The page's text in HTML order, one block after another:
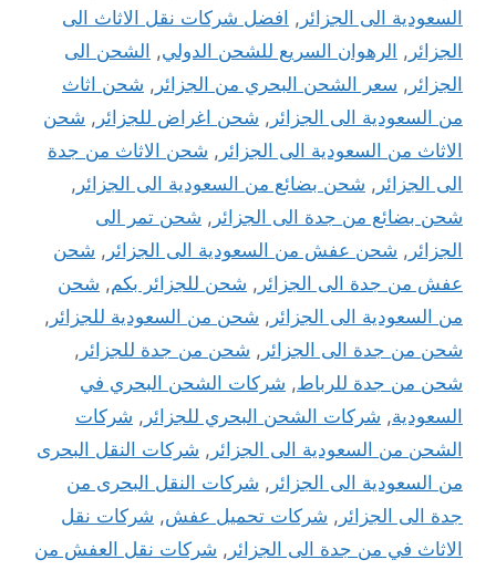
السعودية الى الجزائر , افضل شركات نقل الاثاث الى
الجزائر , الرهوان السريع للشحن الدولي, الشحن الى
الجزائر , سعر الشحن البحري من الجزائر , شحن اثاث
من السعودية الى الجزائر , شحن اغراض للجزائر , شحن
الاثاث من السعودية الى الجزائر , شحن الاثاث من جدة
الى الجزائر , شحن بضائع من السعودية الى الجزائر ,
شحن بضائع من جدة الى الجزائر , شحن تمر الى
الجزائر , شحن عفش من السعودية الى الجزائر , شحن
عفش من جدة الى الجزائر , شحن للجزائر بكم, شحن
من السعودية الى الجزائر , شحن من السعودية للجزائر ,
شحن من جدة الى الجزائر , شحن من جدة للجزائر ,
شحن من جدة للرباط, شركات الشحن البحري في
السعودية, شركات الشحن البحري للجزائر , شركات
الشحن من السعودية الى الجزائر , شركات النقل البحرى
من السعودية الى الجزائر , شركات النقل البحرى من
جدة الى الجزائر , شركات تحميل عفش, شركات نقل
الاثاث في من جدة الى الجزائر , شركات نقل العفش من